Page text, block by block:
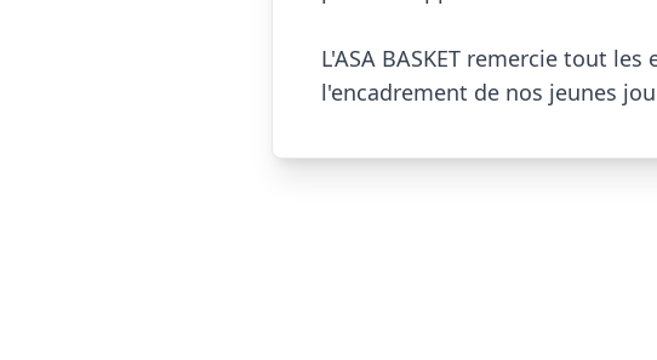
L'ASA BASKET remercie tout
l'encadrement de nos